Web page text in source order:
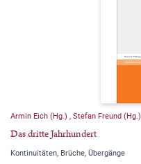
Armin Eich (Hg.) , Stefan Freund (Hg.)
Das dritte Jahrhundert
Kontinuitäten, Brüche, Übergänge